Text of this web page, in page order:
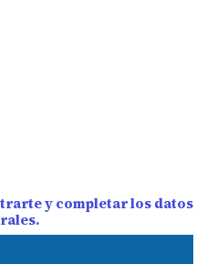
y completar los datos